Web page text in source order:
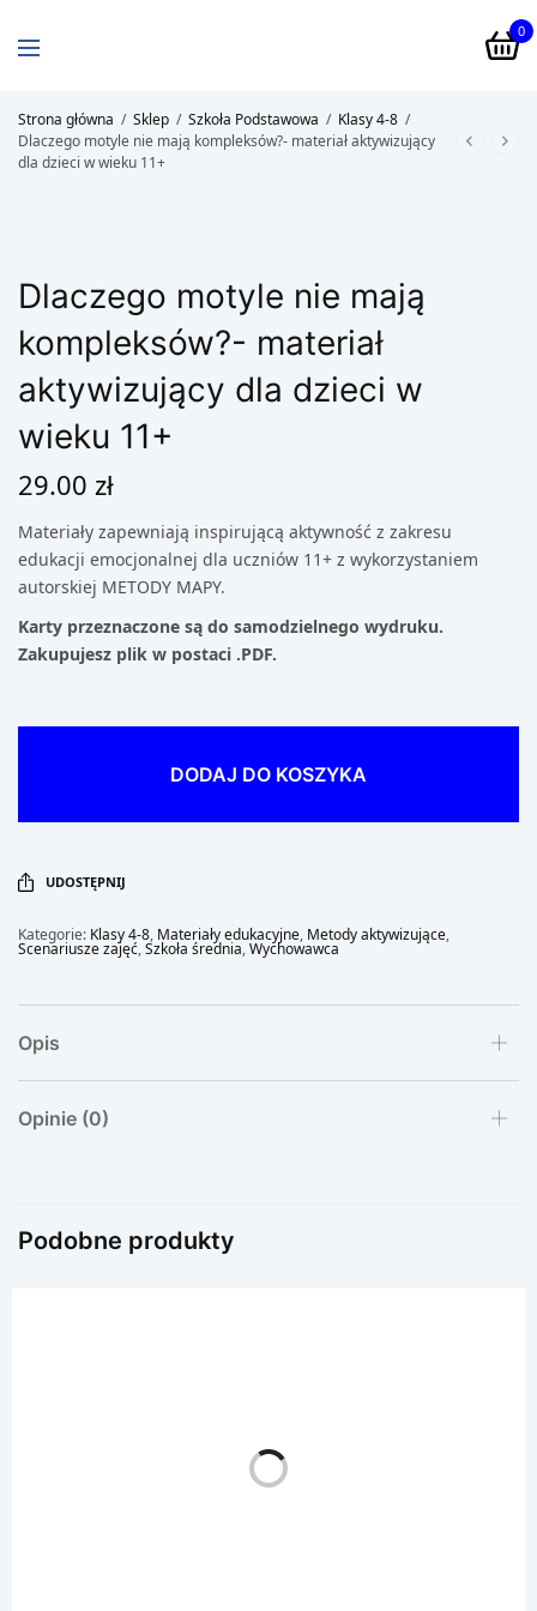
0
Strona główna / Sklep / Szkoła Podstawowa / Klasy 4-8 /
Dlaczego motyle nie mają kompleksów?- materiał aktywizujący
dla dzieci w wieku 11+
Dlaczego motyle nie mają
kompleksów?- materiał
aktywizujący dla dzieci w
wieku 11+
29.00 zł
Materiały zapewniają inspirującą aktywność z zakresu
edukacji emocjonalnej dla uczniów 11+ z wykorzystaniem
autorskiej METODY MAPY.
Karty przeznaczone są do samodzielnego wydruku.
Zakupujesz plik w postaci .PDF.
DODAJ DO KOSZYKA
UDOSTĘPNIJ
Kategorie: Klasy 4-8, Materiały edukacyjne, Metody aktywizujące,
Scenariusze zajęć,Szkoła średnia,Wychowawca
Opis
Opinie (0)
Podobne produkty